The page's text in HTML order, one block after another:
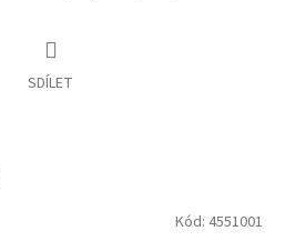
SDÍLET
Kód: 4551001